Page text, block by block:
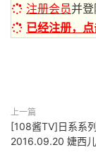
注册会员并
已经注册，
上一篇
[108酱TV]日系系列
2016.09.20 婕西